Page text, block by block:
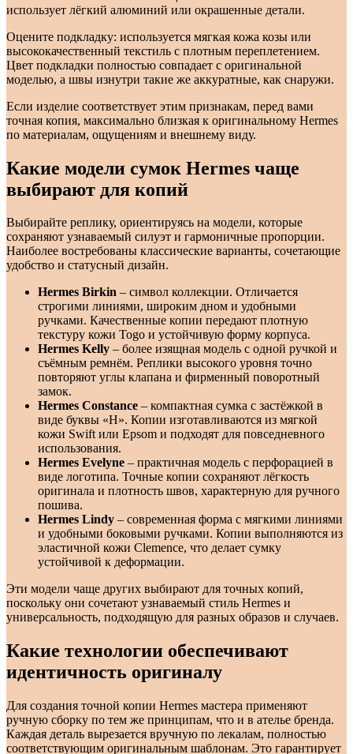
использует лёгкий алюминий или окрашенные детали.
Оцените подкладку: используется мягкая кожа козы или
высококачественный текстиль с плотным переплетением.
Цвет подкладки полностью совпадает с оригинальной
моделью, а швы изнутри такие же аккуратные, как снаружи.
Если изделие соответствует этим признакам, перед вами
точная копия, максимально близкая к оригинальному Hermes
по материалам, ощущениям и внешнему виду.
Какие модели сумок Hermes чаще
выбирают для копий
Выбирайте реплику, ориентируясь на модели, которые
сохраняют узнаваемый силуэт и гармоничные пропорции.
Наиболее востребованы классические варианты, сочетающие
удобство и статусный дизайн.
Hermes Birkin – символ коллекции. Отличается
строгими линиями, широким дном и удобными
ручками. Качественные копии передают плотную
текстуру кожи Togo и устойчивую форму корпуса.
Hermes Kelly – более изящная модель с одной ручкой и
съёмным ремнём. Реплики высокого уровня точно
повторяют углы клапана и фирменный поворотный
замок.
Hermes Constance – компактная сумка с застёжкой в
виде буквы «H». Копии изготавливаются из мягкой
кожи Swift или Epsom и подходят для повседневного
использования.
Hermes Evelyne – практичная модель с перфорацией в
виде логотипа. Точные копии сохраняют лёгкость
оригинала и плотность швов, характерную для ручного
пошива.
Hermes Lindy – современная форма с мягкими линиями
и удобными боковыми ручками. Копии выполняются из
эластичной кожи Clemence, что делает сумку
устойчивой к деформации.
Эти модели чаще других выбирают для точных копий,
поскольку они сочетают узнаваемый стиль Hermes и
универсальность, подходящую для разных образов и случаев.
Какие технологии обеспечивают
идентичность оригиналу
Для создания точной копии Hermes мастера применяют
ручную сборку по тем же принципам, что и в ателье бренда.
Каждая деталь вырезается вручную по лекалам, полностью
соответствующим оригинальным шаблонам. Это гарантирует